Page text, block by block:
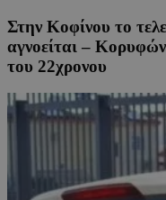
Στην Κοφίνου το
αγνοείται –
του 22χρονου